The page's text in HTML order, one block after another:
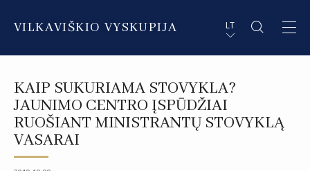
VILKAVIŠKIO VYSKUPIJA LT
DVASININKAI
INSTITUCIJOS IR ORGANIZACIJOS
DEKANATAI IR PARAPIJOS
EN SUMMARY
DE ZUSAMMENFASSUNG
KAIP SUKURIAMA STOVYKLA?
JAUNIMO CENTRO ĮSPŪDŽIAI
RUOŠIANT MINISTRANTŲ STOVYKLĄ
VASARAI